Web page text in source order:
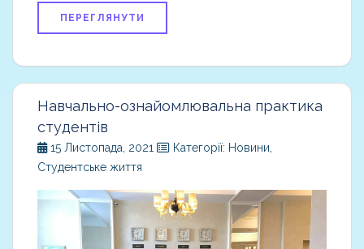
ПЕРЕГЛЯНУТИ
Навчально-ознайомлювальна практика
студентів
15 Листопада, 2021
Категорії: Новини,
Студентське життя